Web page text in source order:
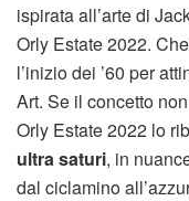
ispirata all’arte di
Orly Estate 2022.
l’inizio dei ’60 per
Art. Se il concetto
Orly Estate 2022 lo
ultra saturi, in
dal ciclamino